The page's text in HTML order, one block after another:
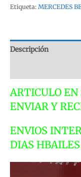
Etiqueta: MERCEDES
Descripción
ARTICULO
ENVIAR Y
ENVIOS
DIAS